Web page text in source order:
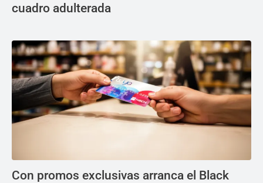
cuadro adulterada
Con promos exclusivas arranca el Black